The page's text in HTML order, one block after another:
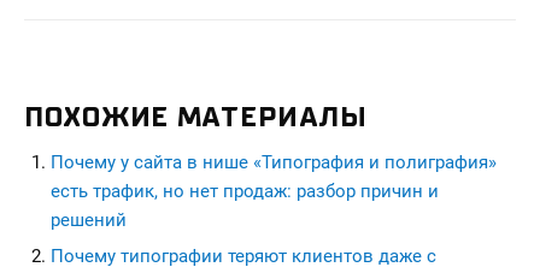
ПОХОЖИЕ МАТЕРИАЛЫ
Почему у сайта в нише «Типография и полиграфия»
есть трафик, но нет продаж: разбор причин и
решений
Почему типографии теряют клиентов даже с